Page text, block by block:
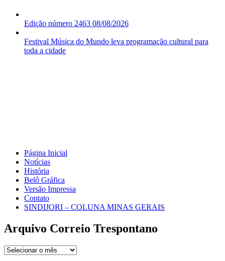
Edição número 2463 08/08/2026
Festival Música do Mundo leva programação cultural para
toda a cidade
Página Inicial
Notícias
História
Belô Gráfica
Versão Impressa
Contato
SINDIJORI – COLUNA MINAS GERAIS
Arquivo Correio Trespontano
Arquivo